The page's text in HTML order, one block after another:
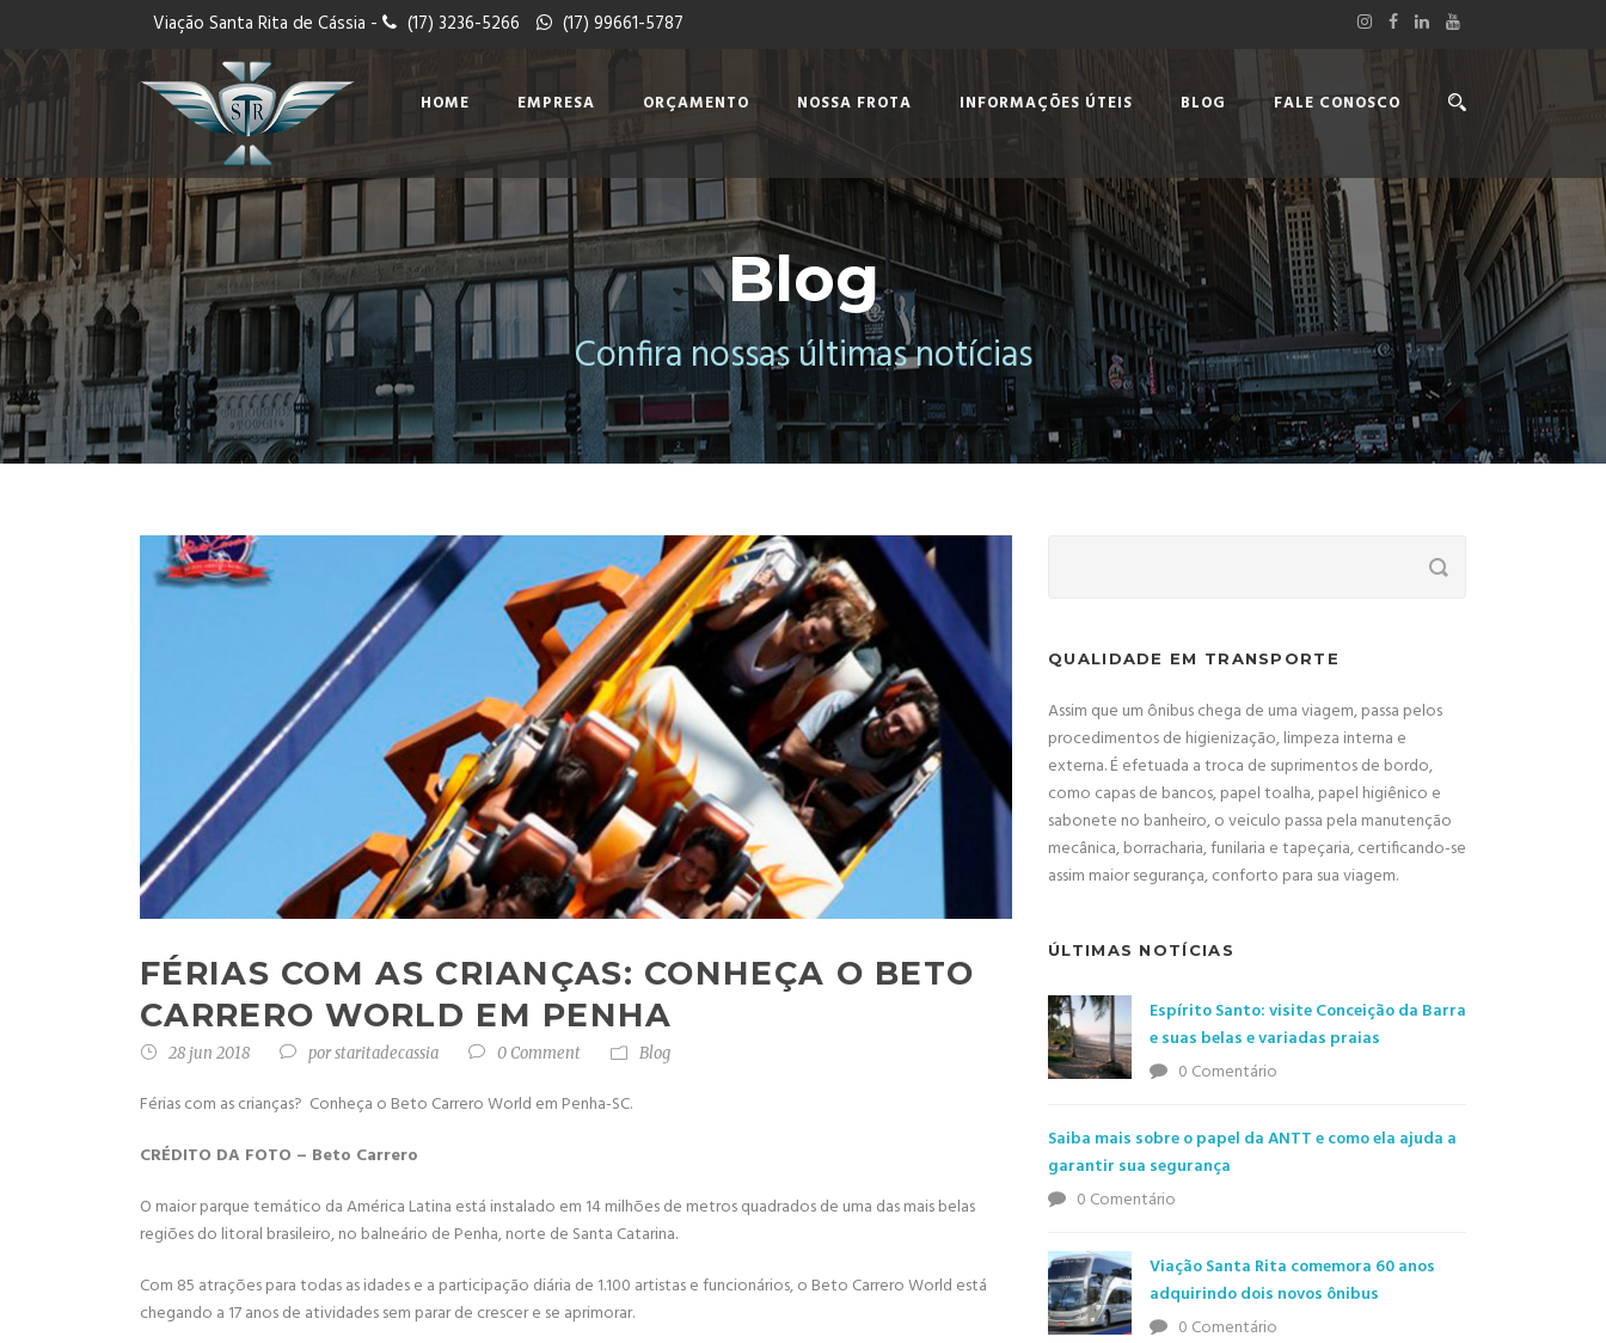
Viação Santa Rita de Cássia - (17) 3236-5266 (17) 99661-5787
HOME EMPRESA ORÇAMENTO NOSSA FROTA INFORMAÇÕES ÚTEIS BLOG FALE CONOSCO
Blog
Confira nossas últimas notícias
FÉRIAS COM AS CRIANÇAS: CONHEÇA O BETO
CARRERO WORLD EM PENHA
28 jun 2018 porstaritadecassia 0 Comment Blog
Férias com as crianças? Conheça o Beto Carrero World em Penha-SC.
CRÉDITO DA FOTO – Beto Carrero
O maior parque temático da América Latina está instalado em 14 milhões de metros quadrados de uma das mais belas
regiões do litoral brasileiro, no balneário de Penha, norte de Santa Catarina.
Com 85 atrações para todas as idades e a participação diária de 1.100 artistas e funcionários, o Beto Carrero World está
chegando a 17 anos de atividades sem parar de crescer e se aprimorar.
QUALIDADE EM TRANSPORTE
Assim que um ônibus chega de uma viagem, passa pelos
procedimentos de higienização, limpeza interna e
externa. É efetuada a troca de suprimentos de bordo,
como capas de bancos, papel toalha, papel higiênico e
sabonete no banheiro, o veiculo passa pela manutenção
mecânica, borracharia, funilaria e tapeçaria, certificando-se
assim maior segurança, conforto para sua viagem.
ÚLTIMAS NOTÍCIAS
Espírito Santo: visite Conceição da Barra
e suas belas e variadas praias
0 Comentário
Saiba mais sobre o papel da ANTT e como ela ajuda a
garantir sua segurança
0 Comentário
Viação Santa Rita comemora 60 anos
adquirindo dois novos ônibus
0 Comentário